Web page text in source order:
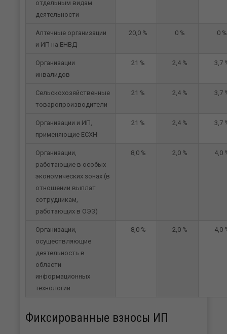
отдельным видам
деятельности
Аптечные организации
и ИП на ЕНВД
20,0 % 0 % 0 %
Организации
инвалидов
21 % 2,4 % 3,7
Сельскохозяйственные
товаропроизводители
21 % 2,4 % 3,7
Организации и ИП,
применяющие ЕСХН
21 % 2,4 % 3,7
Организации,
работающие в особых
экономических зонах (в
отношении выплат
сотрудникам,
работающих в ОЭЗ)
8,0 % 2,0 % 4,0
Организации,
осуществляющие
деятельность в
области
информационных
технологий
8,0 % 2,0 % 4,0
Фиксированные взносы ИП